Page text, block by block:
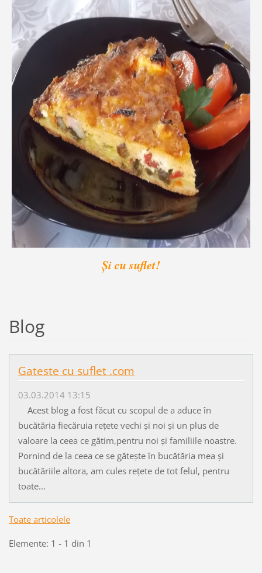
Și cu suflet!
Blog
Gateste cu suflet .com
03.03.2014 13:15
Acest blog a fost făcut cu scopul de a aduce în
bucătăria fiecăruia rețete vechi și noi și un plus de
valoare la ceea ce gătim,pentru noi și familiile noastre.
Pornind de la ceea ce se gătește în bucătăria mea și
bucătăriile altora, am cules rețete de tot felul, pentru
toate...
Toate articolele
Elemente: 1 - 1 din 1